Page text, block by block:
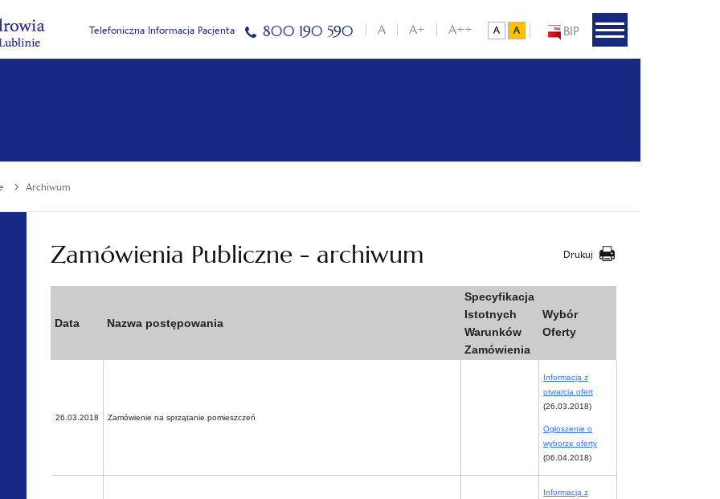
BIP
A A+ A++
Telefoniczna Informacja Pacjenta 800 190 590
› Archiwum
Drukuj
Zamówienia Publiczne - archiwum
Data Nazwa postępowania
Specyfikacja
Istotnych
Warunków
Zamówienia
Wybór
Oferty
26.03.2018 Zamówienie na sprzątanie pomieszczeń
Informacja z
otwarcia ofert
(26.03.2018)
Ogłoszenie o
wyborze oferty
(06.04.2018)
Informacja z